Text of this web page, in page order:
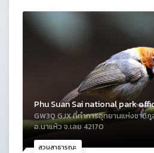
สวนสาธารณะ
Phu Suan Sai national park
GW3Q GJX ที่ทำการอุทยานแห่งชาติ
อ.นาแห้ว จ.เลย 42170